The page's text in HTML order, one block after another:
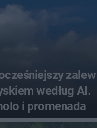
według AI.
i promenada